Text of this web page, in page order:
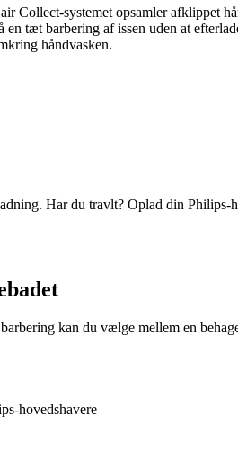
Collect-systemet opsamler afklippet
en tæt barbering af issen uden at
håndvasken.
Har du travlt? Oplad din
kan du vælge mellem en
hovedshavere